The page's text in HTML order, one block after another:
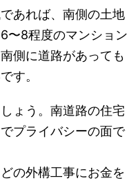
あれば、南側の土地
〜8程度のマンション
側に道路があっても
す。
ょう。南道路の住宅
プライバシーの面で
の外構工事にお金を